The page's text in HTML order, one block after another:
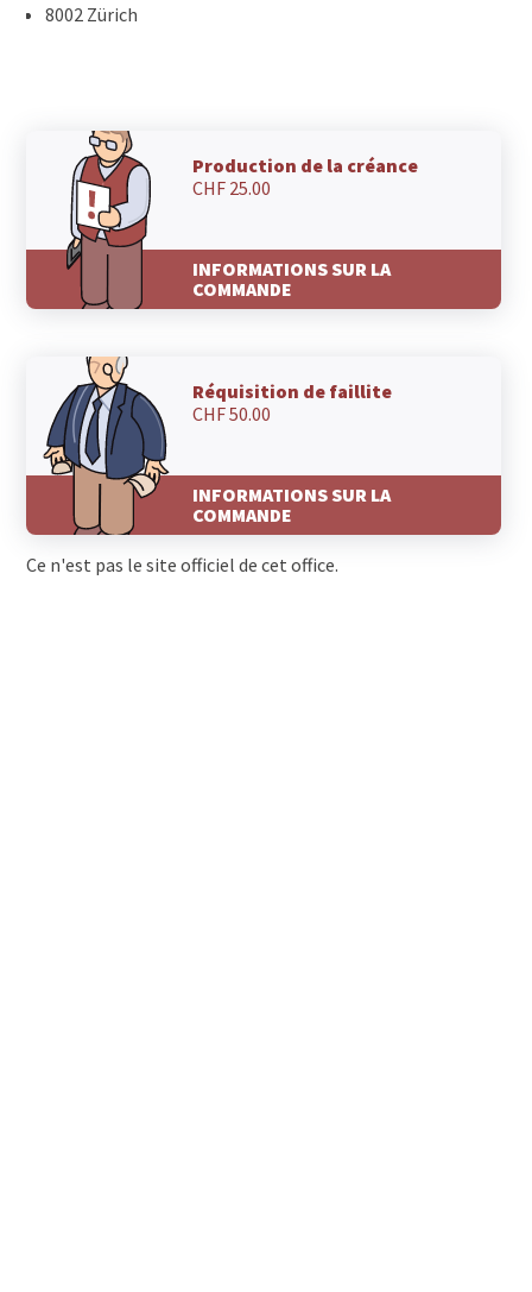
8002 Zürich
Production de la créance
CHF 25.00
INFORMATIONS SUR LA
COMMANDE
Réquisition de faillite
CHF 50.00
INFORMATIONS SUR LA
COMMANDE
Ce n'est pas le site officiel de cet office.